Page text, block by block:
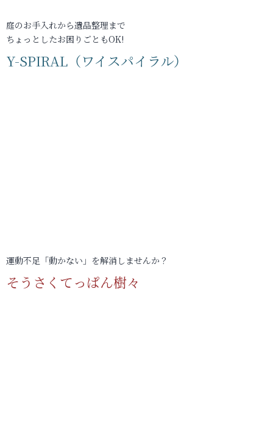
庭のお手入れから遺品整理まで
ちょっとしたお困りごともOK!
Y-SPIRAL（ワイスパイラル）
運動不足「動かない」を解消しませんか？
そうさくてっぱん樹々